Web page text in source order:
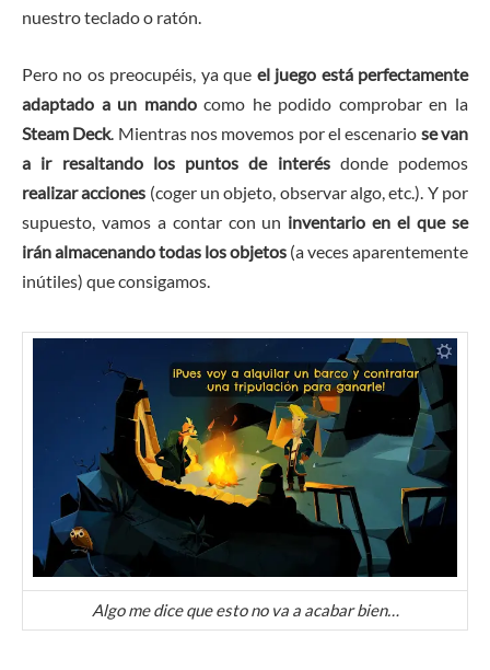
nuestro teclado o ratón.
Pero no os preocupéis, ya que el juego está perfectamente
adaptado a un mandocomo he podido comprobar en la
Steam Deck. Mientras nos movemos por el escenario se van
a ir resaltando los puntos de interésdonde podemos
realizar acciones (coger un objeto, observar algo, etc.). Y por
supuesto, vamos a contar con un inventario en el que se
irán almacenando todas los objetos (a veces aparentemente
inútiles) que consigamos.
Algo me dice que esto no va a acabar bien…